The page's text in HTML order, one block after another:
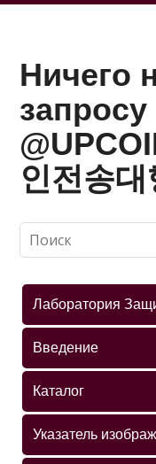
Ничего
запросу
인전송
Лаборатория
Введение
Каталог
Указатель